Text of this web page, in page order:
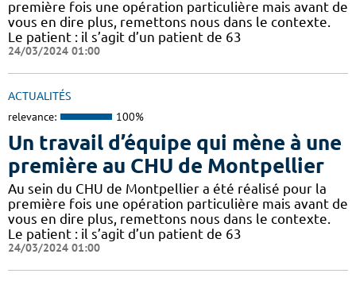
première fois une opération particulière mais avant de
vous en dire plus, remettons nous dans le contexte.
Le patient : il s’agit d’un patient de 63
24/03/2024 01:00
ACTUALITÉS
relevance: 100%
Un travail d’équipe qui mène à une
première au CHU de Montpellier
Au sein du CHU de Montpellier a été réalisé pour la
première fois une opération particulière mais avant de
vous en dire plus, remettons nous dans le contexte.
Le patient : il s’agit d’un patient de 63
24/03/2024 01:00